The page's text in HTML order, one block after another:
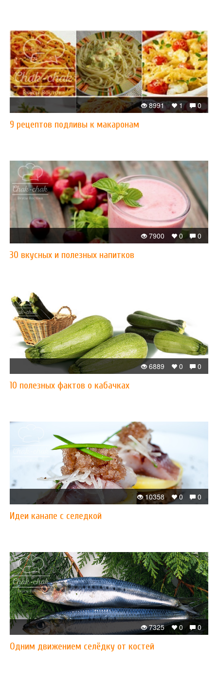
0
1
8991
​9 рецептов подливы к макаронам
0
0
7900
30 вкусных и полезных напитков
0
0
6889
10 полезных фактов о кабачках
0
0
10358
Идеи канапе с селедкой
0
0
7325
Одним движением селёдку от костей